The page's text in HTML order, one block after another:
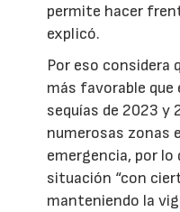
permite hacer
explicó.
Por eso considera
más favorable
sequías de 2023 y
numerosas zonas
emergencia, por
situación “con
manteniendo la